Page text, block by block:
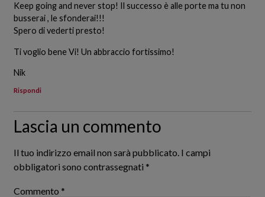
Keep going and never stop! Il successo è alle porte ma tu non
busserai , le sfonderai!!!
Spero di vederti presto!
Ti voglio bene Vi! Un abbraccio fortissimo!
Nik
Rispondi
Lascia un commento
Il tuo indirizzo email non sarà pubblicato. I campi
obbligatori sono contrassegnati *
Commento *